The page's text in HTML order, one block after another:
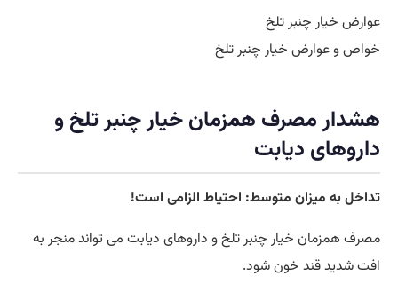
عوارض خیار چنبر تلخ
خواص و عوارض خیار چنبر تلخ
هشدار مصرف همزمان خیار چنبر تلخ و
داروهای دیابت
تداخل به میزان متوسط: احتیاط الزامی است!
مصرف همزمان خیار چنبر تلخ و داروهای دیابت می تواند منجر به
افت شدید قند خون شود.